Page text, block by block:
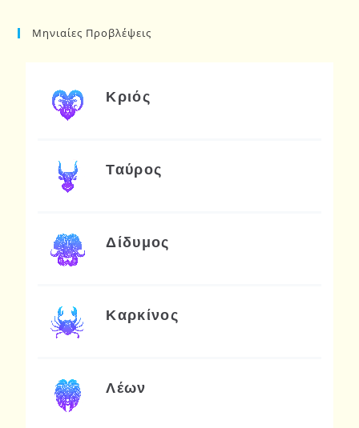
Μηνιαίες Προβλέψεις
Κριός
Ταύρος
Δίδυμος
Καρκίνος
Λέων